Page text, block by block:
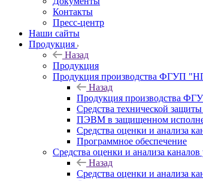
Контакты
Пресс-центр
Наши сайты
Продукция
Назад
Продукция
Продукция производства ФГУП
Назад
Продукция производства
Средства технической
ПЭВМ в защищенном
Средства оценки и анализа
Программное обеспечение
Средства оценки и анализа
Назад
Средства оценки и анализа